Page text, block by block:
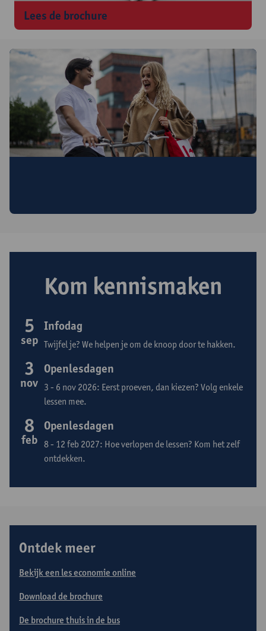
Lees de brochure
Kom kennismaken
Infodag
Twijfel je? We helpen je om de knoop door te hakken.
5
sep
Openlesdagen
3 - 6 nov 2026: Eerst proeven, dan kiezen? Volg enkele
lessen mee.
3
nov
Openlesdagen
8 - 12 feb 2027: Hoe verlopen de lessen? Kom het zelf
ontdekken.
8
feb
Ontdek meer
Bekijk een les economie online
Download de brochure
De brochure thuis in de bus